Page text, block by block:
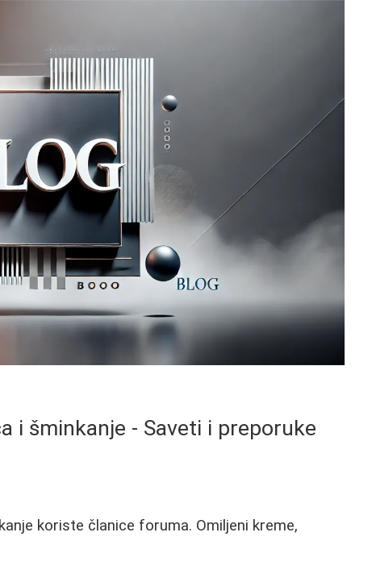
i šminkanje - Saveti i preporuke
koriste članice foruma. Omiljeni kreme,